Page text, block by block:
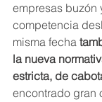
empresas buzón
competencia
misma fecha
la nueva
estricta, de
encontrado gran